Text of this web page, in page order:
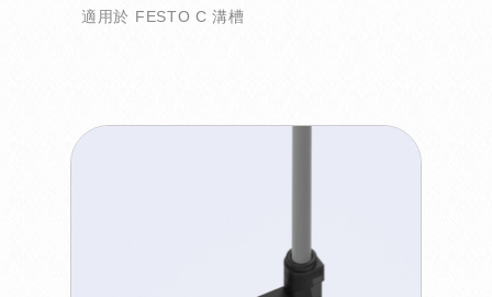
適用於 FESTO C 溝槽